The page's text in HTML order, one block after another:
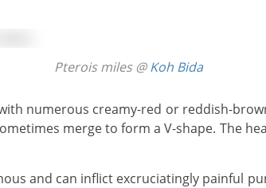
Pterois miles @Koh Bida
merge to form a V-shape. The